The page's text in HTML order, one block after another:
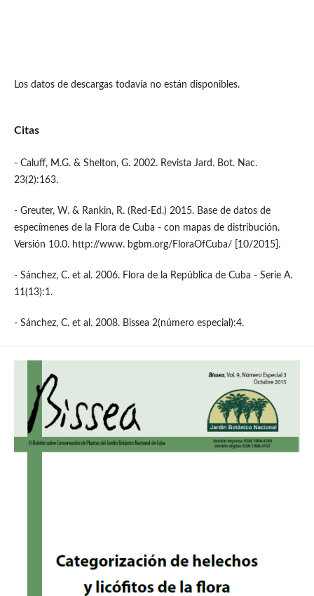
Los datos de descargas todavía no están disponibles.
Citas
- Caluff, M.G. & Shelton, G. 2002. Revista Jard. Bot. Nac.
23(2):163.
- Greuter, W. & Rankin, R. (Red-Ed.) 2015. Base de datos de
especímenes de la Flora de Cuba - con mapas de distribución.
Versión 10.0. http://www. bgbm.org/FloraOfCuba/ [10/2015].
- Sánchez, C. et al. 2006. Flora de la República de Cuba - Serie A.
11(13):1.
- Sánchez, C. et al. 2008. Bissea 2(número especial):4.